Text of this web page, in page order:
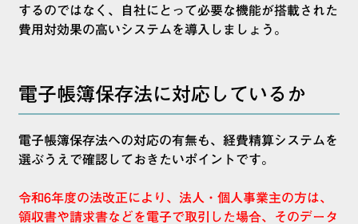
するのではなく、自社にとって必要な機能が搭載された
費用対効果の高いシステムを導入しましょう。
電子帳簿保存法に対応しているか
電子帳簿保存法への対応の有無も、経費精算システムを
選ぶうえで確認しておきたいポイントです。
令和6年度の法改正により、法人・個人事業主の方は、
領収書や請求書などを電子で取引した場合、そのデータ